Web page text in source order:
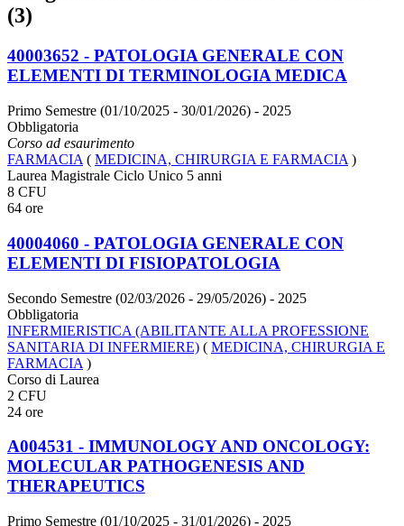
(3)
40003652 - PATOLOGIA GENERALE CON
ELEMENTI DI TERMINOLOGIA MEDICA
Primo Semestre (01/10/2025 - 30/01/2026) - 2025
Obbligatoria
Corso ad esaurimento
FARMACIA ( MEDICINA, CHIRURGIA E FARMACIA )
Laurea Magistrale Ciclo Unico 5 anni
8 CFU
64 ore
40004060 - PATOLOGIA GENERALE CON
ELEMENTI DI FISIOPATOLOGIA
Secondo Semestre (02/03/2026 - 29/05/2026) - 2025
Obbligatoria
INFERMIERISTICA (ABILITANTE ALLA PROFESSIONE
SANITARIA DI INFERMIERE) ( MEDICINA, CHIRURGIA E
FARMACIA )
Corso di Laurea
2 CFU
24 ore
A004531 - IMMUNOLOGY AND ONCOLOGY:
MOLECULAR PATHOGENESIS AND
THERAPEUTICS
Primo Semestre (01/10/2025 - 31/01/2026) - 2025